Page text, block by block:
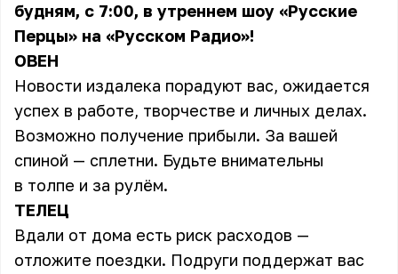
будням, с 7:00, в утреннем шоу «Русские
Перцы» на «Русском Радио»!
ОВЕН
Новости издалека порадуют вас, ожидается
успех в работе, творчестве и личных делах.
Возможно получение прибыли. За вашей
спиной — сплетни. Будьте внимательны
в толпе и за рулём.
ТЕЛЕЦ
Вдали от дома есть риск расходов —
отложите поездки. Подруги поддержат вас